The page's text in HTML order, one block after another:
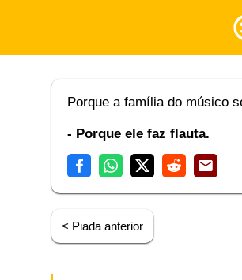
Porque a família do músico
- Porque ele faz flauta.
< Piada anterior